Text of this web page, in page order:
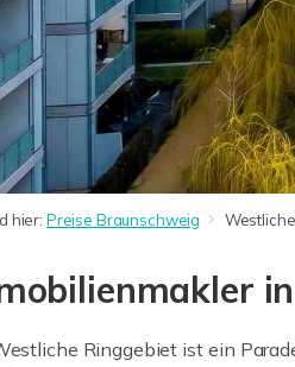
hier: Preise Braunschweig
Ringgebiet ist ein